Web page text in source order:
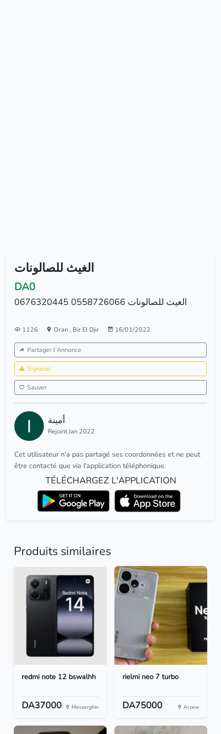
الغيث للصالونات
DA0
الغيث للصالونات 0558726066 0676320445
1126 Oran, Bir El Djir 16/01/2022
Partager l'Annonce
Signaler
Sauver
أمينة
Rejoint Jan 2022
Cet utilisateur n'a pas partagé ses coordonnées et ne peut
être contacté que via l'application téléphonique.
TÉLÉCHARGEZ L'APPLICATION
Produits similaires
redmi note 12 bswalhh
DA37000 Messerghin
rielmi neo 7 turbo
DA75000 Arzew